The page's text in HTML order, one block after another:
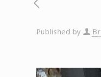
Published by